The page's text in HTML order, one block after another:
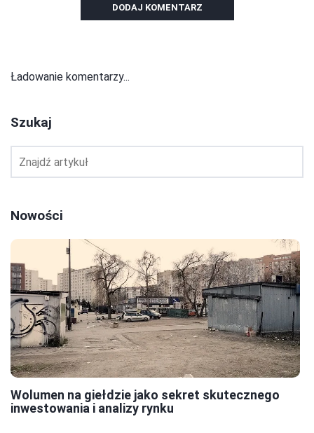
DODAJ KOMENTARZ
Ładowanie komentarzy...
Szukaj
Nowości
Wolumen na giełdzie jako sekret skutecznego
inwestowania i analizy rynku